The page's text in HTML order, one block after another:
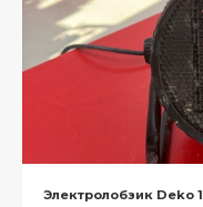
Электролобзик Deko 1